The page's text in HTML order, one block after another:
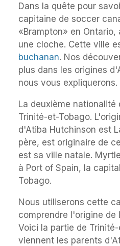
Dans la quête pour
capitaine de soccer
«Brampton» en Ontario,
une cloche. Cette ville
buchanan. Nos
plus dans les origines
nous vous expliquerons.
La deuxième
Trinité-et-Tobago.
d'Atiba Hutchinson est
père, est originaire de
est sa ville natale.
à Port of Spain, la
Tobago.
Nous utiliserons cette
comprendre l'origine de
Voici la partie de
viennent les parents